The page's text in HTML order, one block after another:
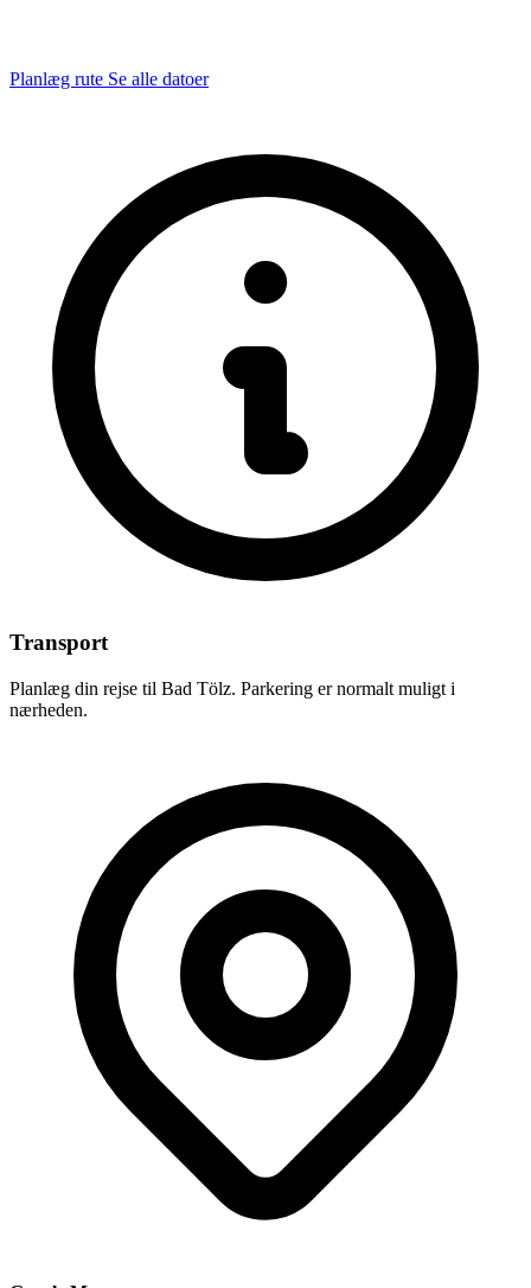
Planlæg rute Se alle datoer
Transport
Planlæg din rejse til Bad Tölz. Parkering er normalt muligt i
nærheden.